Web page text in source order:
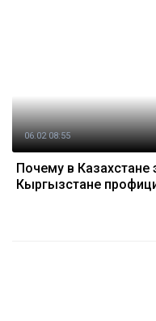
06.02 08:55
Почему в Казахстане
Кыргызстане